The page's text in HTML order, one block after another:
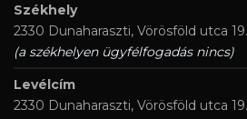
Székhely
2330 Dunaharaszti, Vörösföld utca 19.
(a székhelyen ügyfélfogadás nincs)
Levélcím
2330 Dunaharaszti, Vörösföld utca 19.